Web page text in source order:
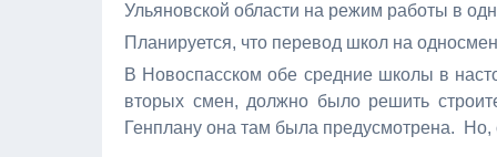
Ульяновской области на режим работы в
Планируется, что перевод школ на
В Новоспасском обе средние школы в
вторых смен, должно было решить
Генплану она там была предусмотрена. Но,